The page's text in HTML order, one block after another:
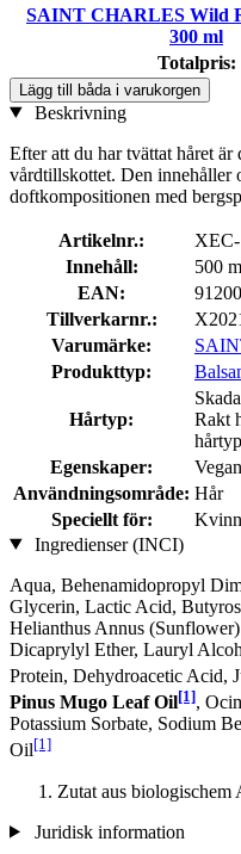
SAINT CHARLES Wild
300 ml
Totalpris:
Lägg till båda i varukorgen
Beskrivning
Efter att du har tvättat håret är
vårdtillskottet. Den innehåller
doftkompositionen med
Artikelnr.:
Innehåll:
500
EAN:
Tillverkarnr.:
Varumärke:
Produkttyp:
Hårtyp:
Rakt
Egenskaper:
Användningsområde: Hår
Speciellt för:
Ingredienser (INCI)
Aqua, Behenamidopropyl
Glycerin, Lactic Acid,
Helianthus Annus
Dicaprylyl Ether, Lauryl
Protein, Dehydroacetic Acid,
Pinus Mugo Leaf Oil[1],
Potassium Sorbate, Sodium
Oil[1]
Zutat aus biologischem
Juridisk information